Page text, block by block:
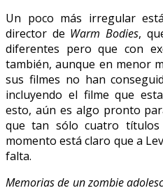
Un poco más irregular
director de Warm Bodies,
diferentes pero que con
también, aunque en menor
sus filmes no han
incluyendo el filme que
esto, aún es algo pronto
que tan sólo cuatro
momento está claro que a
falta.
Memorias de un zombie